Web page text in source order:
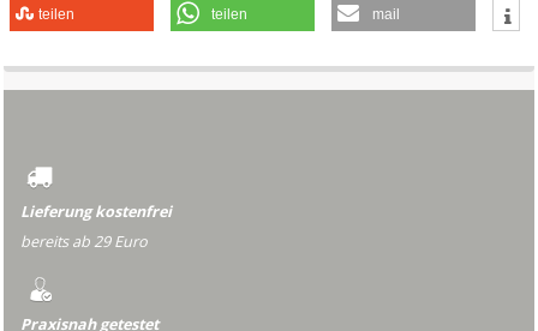
teilen teilen mail
Lieferung kostenfrei
bereits ab 29 Euro
Praxisnah getestet